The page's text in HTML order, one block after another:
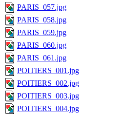
PARIS_057.jpg
PARIS_058.jpg
PARIS_059.jpg
PARIS_060.jpg
PARIS_061.jpg
POITIERS_001.jpg
POITIERS_002.jpg
POITIERS_003.jpg
POITIERS_004.jpg